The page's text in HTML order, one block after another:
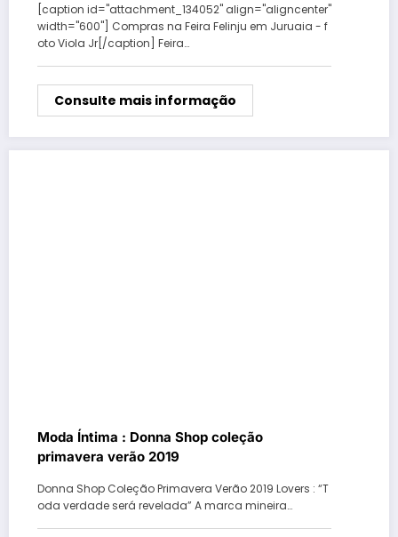
[caption id="attachment_134052" align="aligncenter"
width="600"] Compras na Feira Felinju em Juruaia - f
oto Viola Jr[/caption] Feira…
Consulte mais informação
Moda Íntima : Donna Shop coleção
primavera verão 2019
Donna Shop Coleção Primavera Verão 2019 Lovers : “T
oda verdade será revelada” A marca mineira…